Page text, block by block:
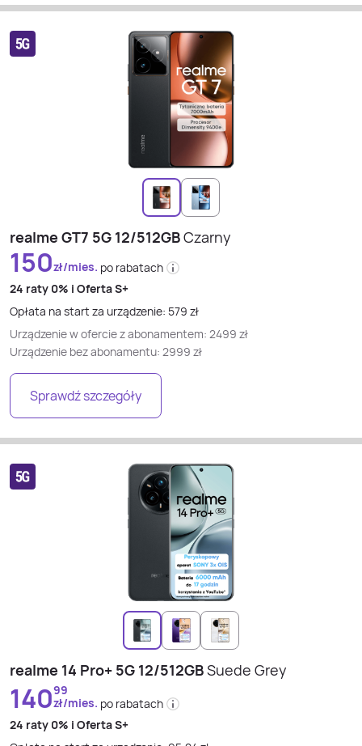
realme GT7 5G 12/512GBCzarny
150zł/mies. po rabatach
24 raty 0% i Oferta S+
Opłata na start za urządzenie: 579 zł
Urządzenie w ofercie z abonamentem: 2499 zł
Urządzenie bez abonamentu: 2999 zł
Sprawdź szczegóły
realme 14 Pro+ 5G 12/512GBSuede Grey
14099
zł/mies. po rabatach
24 raty 0% i Oferta S+